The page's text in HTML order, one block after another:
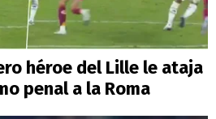
héroe del Lille le ataja
penal a la Roma